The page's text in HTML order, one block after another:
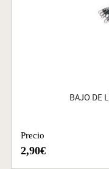
BAJO DE
Precio
2,90€